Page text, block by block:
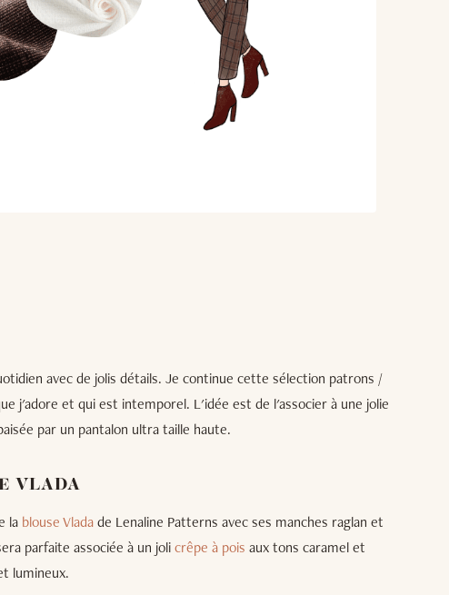
avec de jolis détails. Je continue cette sélection patrons /
j'adore et qui est intemporel. L'idée est de l'associer à une jolie
par un pantalon ultra taille haute.
VLADA
la blouse Vladade Lenaline Patterns avec ses manches raglan et
parfaite associée à un jolicrêpe à pois aux tons caramel et
lumineux.